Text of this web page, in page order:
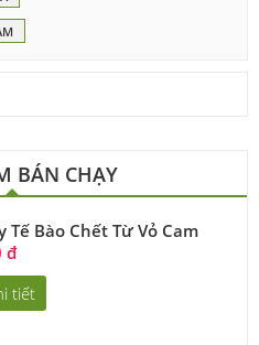
BÁN CHẠY
Tế Bào Chết Từ Vỏ Cam
đ
tiết